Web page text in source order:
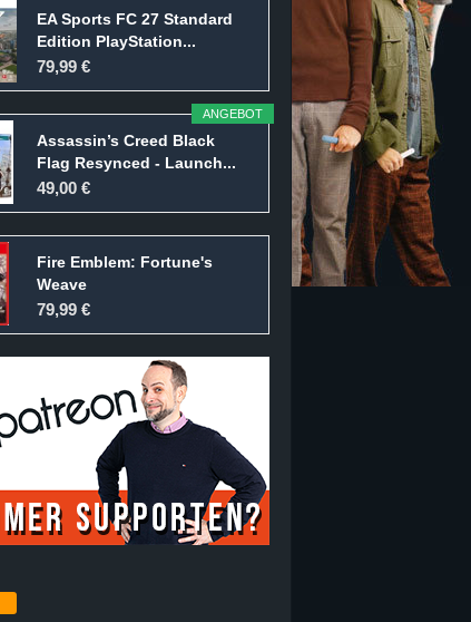
EA Sports FC 27 Standard
Edition PlayStation...
79,99 €
ANGEBOT
Assassin’s Creed Black
Flag Resynced - Launch...
49,00 €
Fire Emblem: Fortune's
Weave
79,99 €